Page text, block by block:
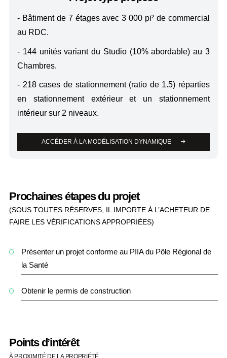
- Bâtiment de 7 étages avec 3 000 pi² de commercial
au RDC.
- 144 unités variant du Studio (10% abordable) au 3
Chambres.
- 218 cases de stationnement (ratio de 1.5) réparties
en stationnement extérieur et un stationnement
intérieur sur 2 niveaux.
ACCÉDER À LA MODÉLISATION DYNAMIQUE
Prochaines étapes du projet
(SOUS TOUTES RÉSERVES, IL IMPORTE À L’ACHETEUR DE
FAIRE LES VÉRIFICATIONS APPROPRIÉES)
Présenter un projet conforme au PIIA du Pôle Régional de
la Santé
Obtenir le permis de construction
Points d’intérêt